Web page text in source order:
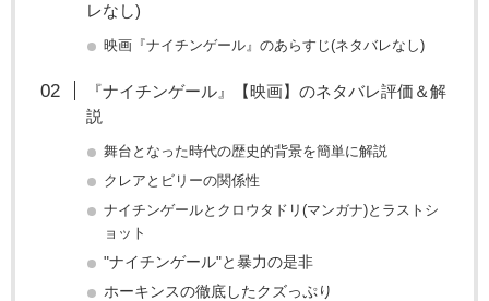
レなし)
映画『ナイチンゲール』のあらすじ(ネタバレなし)
『ナイチンゲール』【映画】のネタバレ評価＆解
説
舞台となった時代の歴史的背景を簡単に解説
クレアとビリーの関係性
ナイチンゲールとクロウタドリ(マンガナ)とラストシ
ョット
"ナイチンゲール"と暴力の是非
ホーキンスの徹底したクズっぷり